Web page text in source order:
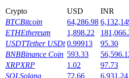
Crypto USD INR
BTCBitcoin 64,286.98
ETHEthereum 1,898.22
USDTTether USDt 0.99913 95.30
BNBBinance Coin 593.33
XRPXRP 1.02 97.73
SOLSolana 72.66 6,931.24